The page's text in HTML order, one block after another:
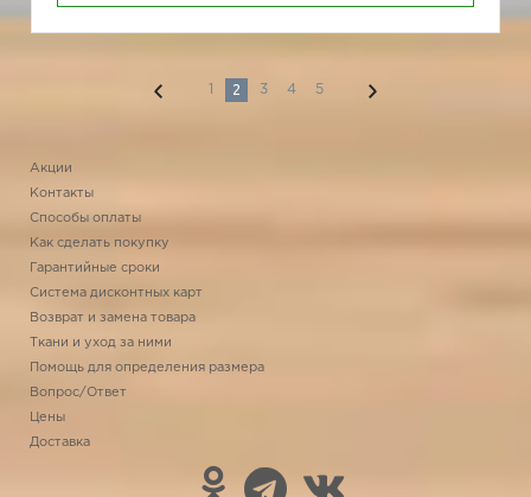
1 2 3 4 5
Акции
Контакты
Способы оплаты
Как сделать покупку
Гарантийные сроки
Система дисконтных карт
Возврат и замена товара
Ткани и уход за ними
Помощь для определения размера
Вопрос/Ответ
Цены
Доставка